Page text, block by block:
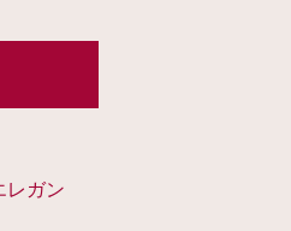
レガン